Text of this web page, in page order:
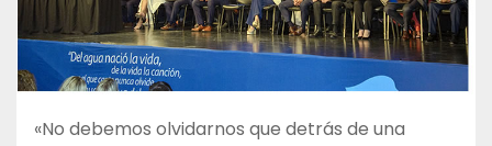
«No debemos olvidarnos que detrás de una